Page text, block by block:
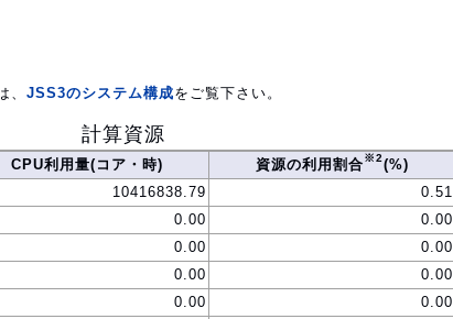
、 JSS3のシステム構成をご覧下さい。
計算資源
CPU利用量(コア・時) 資源の利用割合※2(%)
10416838.79
0.51
0.00
0.00
0.00
0.00
0.00
0.00
0.00
0.00